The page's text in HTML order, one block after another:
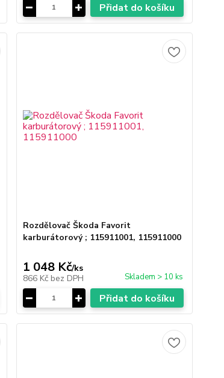
Přidat do košíku
Rozdělovač Škoda Favorit
karburátorový ; 115911001, 115911000
1 048 Kč/ks
866 Kč bez DPH Skladem > 10 ks
Přidat do košíku